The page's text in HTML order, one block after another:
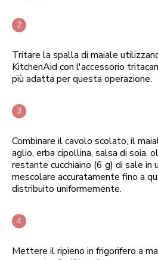
Tritare la spalla di maiale
KitchenAid con l'accessorio
più adatta per questa operazione.
Combinare il cavolo scolato, il
aglio, erba cipollina, salsa di soia,
restante cucchiaino (6 g) di sale in
mescolare accuratamente fino a
distribuito uniformemente.
Mettere il ripieno in frigorifero a